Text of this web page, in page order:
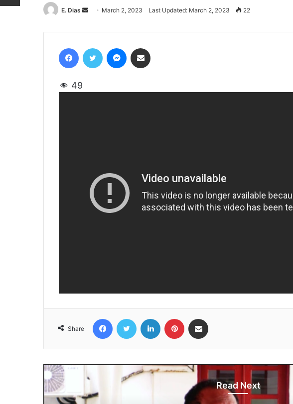
E. Dias
Send
email
March 2, 2023 Last Updated: March 2, 2023 22
49
Share
Read Next